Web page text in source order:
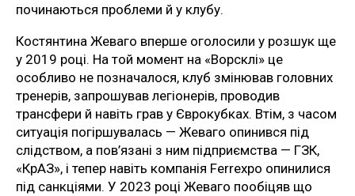
починаються проблеми й у клубу.
Костянтина Жеваго вперше оголосили у розшук ще
у 2019 році. На той момент на «Ворсклі» це
особливо не позначалося, клуб змінював головних
тренерів, запрошував легіонерів, проводив
трансфери й навіть грав у Єврокубках. Втім, з часом
ситуація погіршувалась — Жеваго опинився під
слідством, а пов’язані з ним підприємства — ГЗК,
«КрАЗ», і тепер навіть компанія Ferrexpo опинилися
під санкціями. У 2023 році Жеваго пообіцяв що